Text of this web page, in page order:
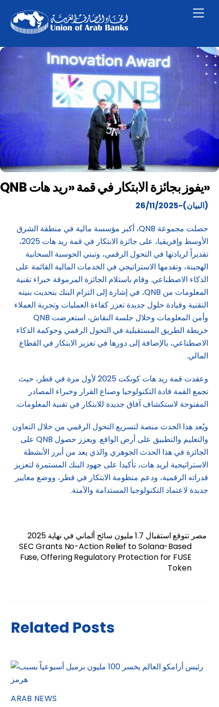
content
QNB يفوز بجائزة الابتكار في قمة «ريد هات»
(البيان)-26/11/2025
حصلت مجموعة QNB، أكبر مؤسسة مالية في منطقة الشرق
الأوسط وإفريقيا، على جائزة الابتكار في قمة ريد هات 2025،
تقديراً لريادتها في التحول الرقمي، وتبني الحوسبة السحابية
الهجينة، وتقدمها الاستراتيجي في الخدمات المالية القائمة على
الذكاء الاصطناعي. وقام باستلام الجائزة المرموقة خبراء تقنية
المعلومات من QNB، في إشارة إلى التزام البنك بتحديث بنيته
التقنية وقيادة حلول جديدة تعزز كفاءة العمليات وتجربة العملاء
وأمن المعلومات وخلال جلسة النقاش، استعرضت QNB
خريطة الطريق المستقبلية في التحول الرقمي وحوكمة الذكاء
الاصطناعي، بالإضافة إلى دورها في تعزيز الابتكار في القطاع
المالي.
وعقدت قمة ريد هات كونكت 2025 لأول مرة في قطر، حيث
تجمع القمة قادة التكنولوجيا وصناع القرار وخبراء المصادر
المفتوحة لاستكشاف آفاق جديدة للابتكار في تقنية المعلومات.
ويُعد هذا الحدث منصة لتسريع التحول الرقمي من خلال التعاون
والتعليم والتطبيق على أرض الواقع. ويعزز حصول QNB على
الجائزة في هذا الحدث الجوهري والذي يعد من أبرز الأنشطة
الاستراتيجية لريد هات، تأكيدا على جهود البنك المستمرة لتعزيز
قدراته الرقمية، ودعم منظومة الابتكار في قطر، ووضع معايير
جديدة لاعتماد التكنولوجيا المستدامة والآمنة.
مصر تتوقع استقبال 1.7 مليون سائح ألماني في نهاية 2025
SEC Grants No-Action Relief to Solana-Based
Fuse, Offering Regulatory Protection for FUSE
Token
Related Posts
ARAB NEWS